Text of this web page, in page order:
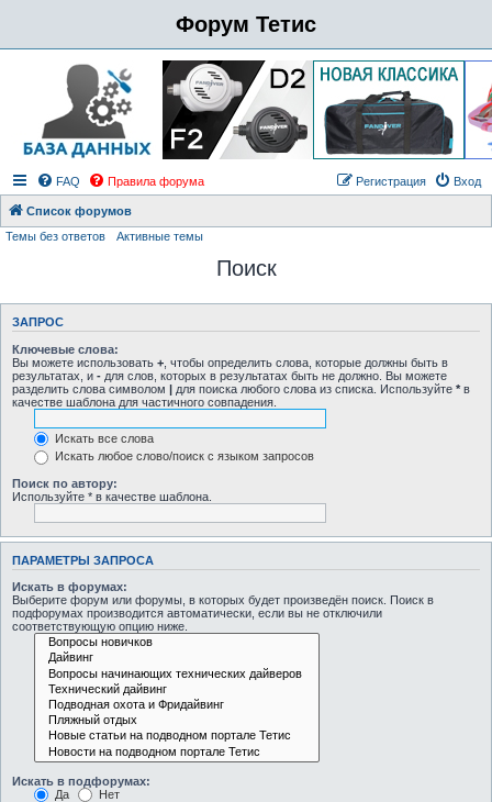
Форум Тетис
FAQ Правила форума Вход
Регистрация
Список форумов
Темы без ответов
Активные темы
Поиск
ЗАПРОС
Ключевые слова:
Вы можете использовать + , чтобы определить слова, которые должны быть в
результатах, и - для слов, которых в результатах быть не должно. Вы можете
разделить слова символом | для поиска любого слова из списка. Используйте * в
качестве шаблона для частичного совпадения.
Искать все слова
Искать любое слово/поиск с языком запросов
Поиск по автору:
Используйте * в качестве шаблона.
ПАРАМЕТРЫ ЗАПРОСА
Искать в форумах:
Выберите форум или форумы, в которых будет произведён поиск. Поиск в
подфорумах производится автоматически, если вы не отключили
соответствующую опцию ниже.
Искать в подфорумах:
Да
Нет